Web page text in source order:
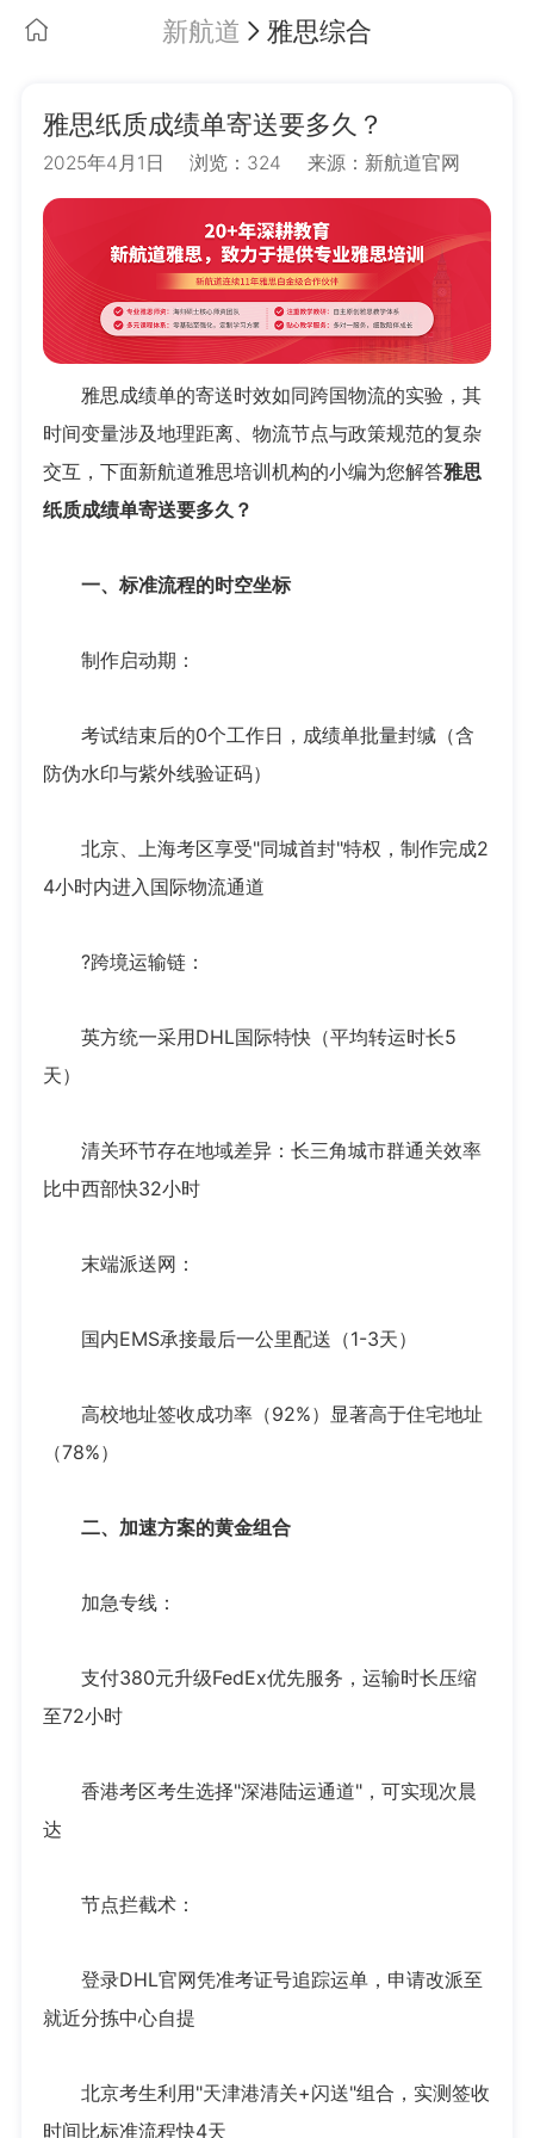
新航道 雅思综合
雅思纸质成绩单寄送要多久？
2025年4月1日 浏览：324 来源：新航道官网
雅思成绩单的寄送时效如同跨国物流的实验，其
时间变量涉及地理距离、物流节点与政策规范的复杂
交互，下面新航道雅思培训机构的小编为您解答雅思
纸质成绩单寄送要多久？
一、标准流程的时空坐标
制作启动期：
考试结束后的0个工作日，成绩单批量封缄（含
防伪水印与紫外线验证码）
北京、上海考区享受"同城首封"特权，制作完成2
4小时内进入国际物流通道
?跨境运输链：
英方统一采用DHL国际特快（平均转运时长5
天）
清关环节存在地域差异：长三角城市群通关效率
比中西部快32小时
末端派送网：
国内EMS承接最后一公里配送（1-3天）
高校地址签收成功率（92%）显著高于住宅地址
（78%）
二、加速方案的黄金组合
加急专线：
支付380元升级FedEx优先服务，运输时长压缩
至72小时
香港考区考生选择"深港陆运通道"，可实现次晨
达
节点拦截术：
登录DHL官网凭准考证号追踪运单，申请改派至
就近分拣中心自提
北京考生利用"天津港清关+闪送"组合，实测签收
时间比标准流程快4天